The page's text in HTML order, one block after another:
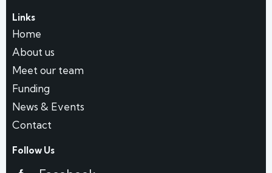
Links
Home
About us
Meet our team
Funding
News & Events
Contact
Follow Us